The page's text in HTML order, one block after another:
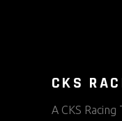
CKS
A CKS